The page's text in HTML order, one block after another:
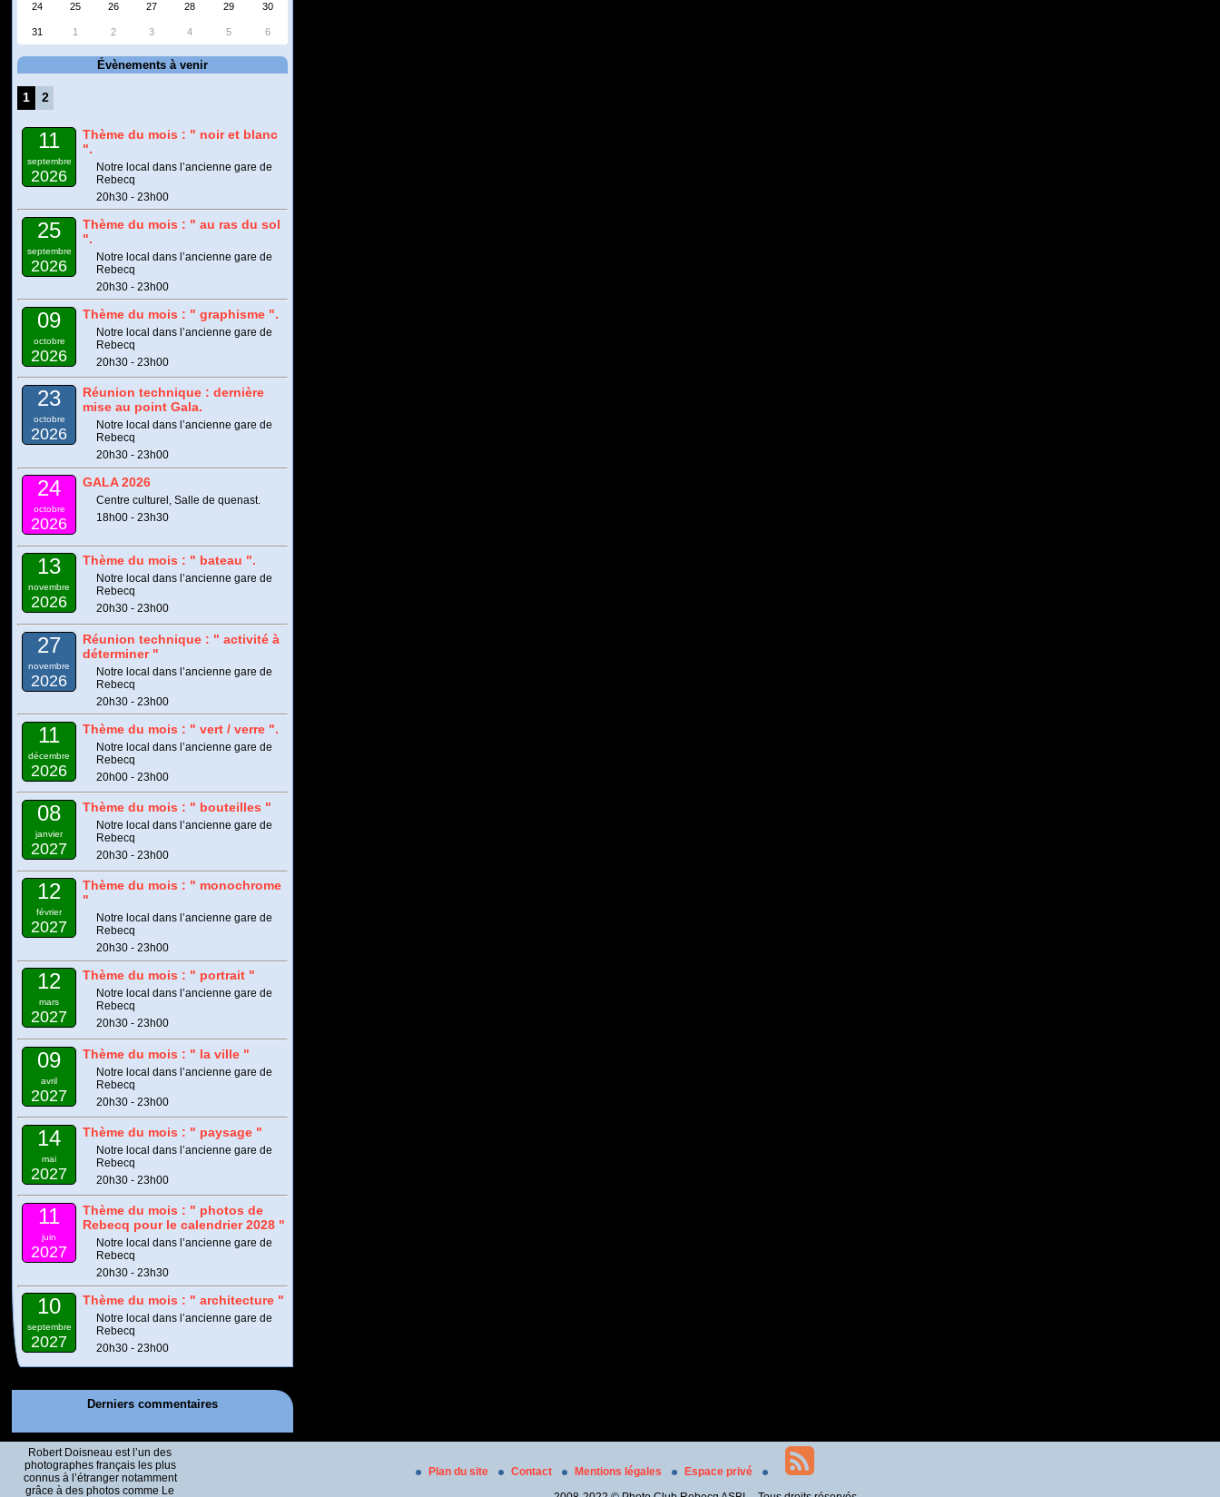
24 25 26 27 28 29 30
31 1 2 3 4 5 6
Évènements à venir
1 2
11
septembre
2026
Thème du mois : " noir et blanc
".
Notre local dans l’ancienne gare de
Rebecq
20h30 - 23h00
25
septembre
2026
Thème du mois : " au ras du sol
".
Notre local dans l’ancienne gare de
Rebecq
20h30 - 23h00
09
octobre
2026
Thème du mois : " graphisme ".
Notre local dans l’ancienne gare de
Rebecq
20h30 - 23h00
23
octobre
2026
Réunion technique : dernière
mise au point Gala.
Notre local dans l’ancienne gare de
Rebecq
20h30 - 23h00
24
octobre
2026
GALA 2026
Centre culturel, Salle de quenast.
18h00 - 23h30
13
novembre
2026
Thème du mois : " bateau ".
Notre local dans l’ancienne gare de
Rebecq
20h30 - 23h00
27
novembre
2026
Réunion technique : " activité à
déterminer "
Notre local dans l’ancienne gare de
Rebecq
20h30 - 23h00
11
décembre
2026
Thème du mois : " vert / verre ".
Notre local dans l’ancienne gare de
Rebecq
20h00 - 23h00
08
janvier
2027
Thème du mois : " bouteilles "
Notre local dans l’ancienne gare de
Rebecq
20h30 - 23h00
12
février
2027
Thème du mois : " monochrome
"
Notre local dans l’ancienne gare de
Rebecq
20h30 - 23h00
12
mars
2027
Thème du mois : " portrait "
Notre local dans l’ancienne gare de
Rebecq
20h30 - 23h00
09
avril
2027
Thème du mois : " la ville "
Notre local dans l’ancienne gare de
Rebecq
20h30 - 23h00
14
mai
2027
Thème du mois : " paysage "
Notre local dans l’ancienne gare de
Rebecq
20h30 - 23h00
11
juin
2027
Thème du mois : " photos de
Rebecq pour le calendrier 2028 "
Notre local dans l’ancienne gare de
Rebecq
20h30 - 23h30
10
septembre
2027
Thème du mois : " architecture "
Notre local dans l’ancienne gare de
Rebecq
20h30 - 23h00
Derniers commentaires
Robert Doisneau est l’un des
photographes français les plus
connus à l’étranger notamment
grâce à des photos comme Le
Plan du site Contact Mentions légales
Espace privé